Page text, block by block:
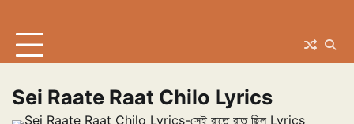
Sei Raate Raat Chilo Lyrics